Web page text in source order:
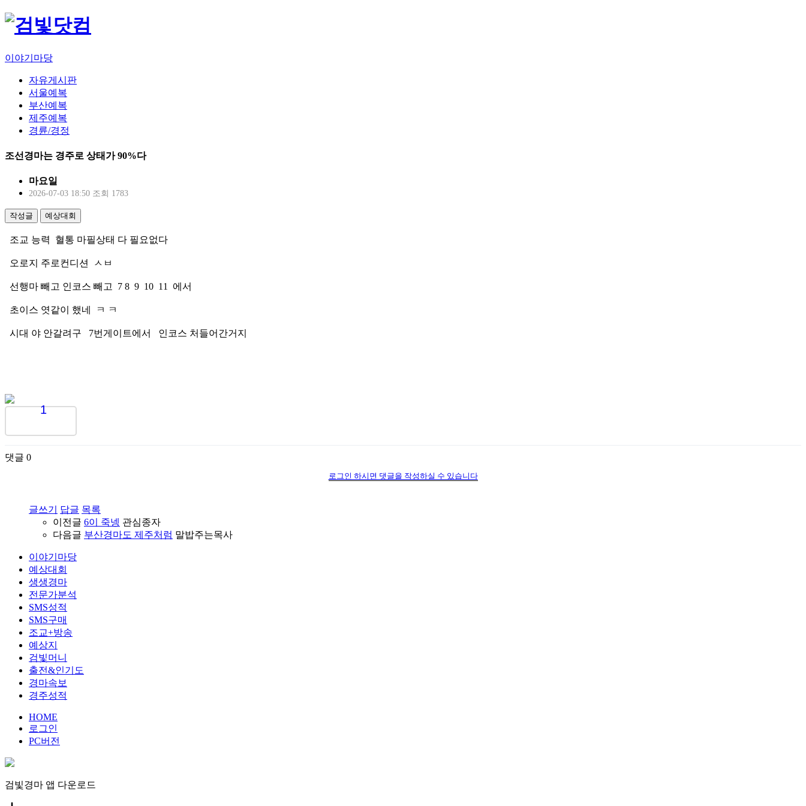
이야기마당
자유게시판
서울예복
부산예복
제주예복
경륜/경정
조선경마는 경주로 상태가 90%다
마요일
2026-07-03 18:50 조회 1783
작성글 예상대회
조교 능력 혈통 마필상태 다 필요없다
오로지 주로컨디션 ㅅㅂ
선행마 빼고 인코스 빼고 7 8 9 10 11 에서
초이스 엿같이 했네 ㅋ ㅋ
시대 야 안갈려구 7번게이트에서 인코스 처들어간거지
1
댓글 0
로그인 하시면 댓글을 작성하실 수 있습니다
글쓰기 답글 목록
이전글 6이 죽넹 관심종자
다음글 부산경마도 제주처럼 말밥주는목사
이야기마당
예상대회
생생경마
전문가분석
SMS성적
SMS구매
조교+방송
예상지
검빛머니
출전&인기도
경마속보
경주성적
HOME
로그인
PC버전
검빛경마 앱 다운로드